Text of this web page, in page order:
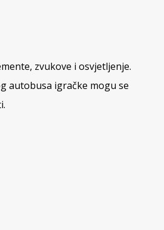
zvukove i osvjetljenje.
autobusa igračke mogu se